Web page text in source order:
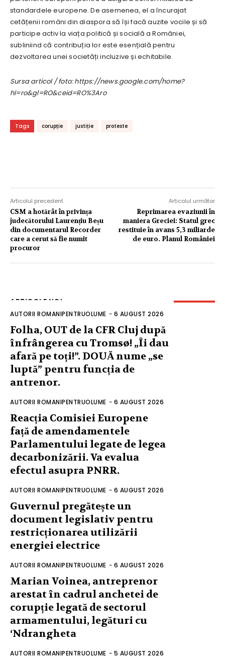
standardele europene. De asemenea, el a încurajat
cetățenii români din diaspora să își facă auzite vocile și să
participe activ la viața politică și socială a României,
subliniind că contribuția lor este esențială pentru
dezvoltarea unei societăți incluzive și echitabile.
Sursa articol / foto: https://news.google.com/home?
hl=ro&gl=RO&ceid=RO%3Aro
Tags corupție justiție proteste
Articolul precedent
CSM a hotărât în privința
judecătorului Laurențiu Beșu
din documentarul Recorder
care a cerut să fie numit
procuror
Articolul următor
Reprimarea evaziunii în
maniera Greciei: Statul grec
restituie în avans 5,3 miliarde
de euro. Planul României
ARTICOLE NOI
AUTORII ROMANIPENTRUOLUME - 6 AUGUST 2026
Folha, OUT de la CFR Cluj după
înfrângerea cu Tromsø! „Îi dau
afară pe toți!”. DOUĂ nume „se
luptă” pentru funcția de
antrenor.
AUTORII ROMANIPENTRUOLUME - 6 AUGUST 2026
Reacția Comisiei Europene
față de amendamentele
Parlamentului legate de legea
decarbonizării. Va evalua
efectul asupra PNRR.
AUTORII ROMANIPENTRUOLUME - 6 AUGUST 2026
Guvernul pregătește un
document legislativ pentru
restricționarea utilizării
energiei electrice
AUTORII ROMANIPENTRUOLUME - 6 AUGUST 2026
Marian Voinea, antreprenor
arestat în cadrul anchetei de
corupție legată de sectorul
armamentului, legături cu
‘Ndrangheta
AUTORII ROMANIPENTRUOLUME - 5 AUGUST 2026